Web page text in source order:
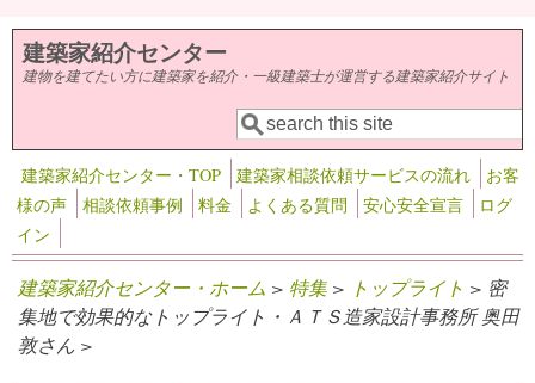
メインコンテンツに移動
建築家紹介センター
建物を建てたい方に建築家を紹介・一級建築士が運営する建築家紹介サイト
検索フォーム
検索
建築家紹介センター・TOP 建築家相談依頼サービスの流れ
お客
様の声
相談依頼事例 料金 よくある質問 安心安全宣言
ログ
イン
建築家紹介センター・ホーム > 特集 > トップライト > 密
集地で効果的なトップライト・ＡＴＳ造家設計事務所 奥田
敦さん >